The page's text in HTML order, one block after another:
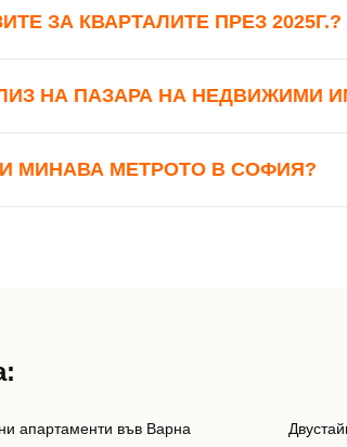
ЗА КВАРТАЛИТЕ ПРЕЗ 2025Г.?
НА ПАЗАРА НА НЕДВИЖИМИ
МИНАВА МЕТРОТО В СОФИЯ?
апартаменти във Варна